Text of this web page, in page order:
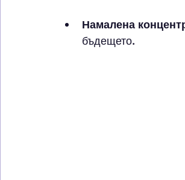
Намалена
бъдещето.